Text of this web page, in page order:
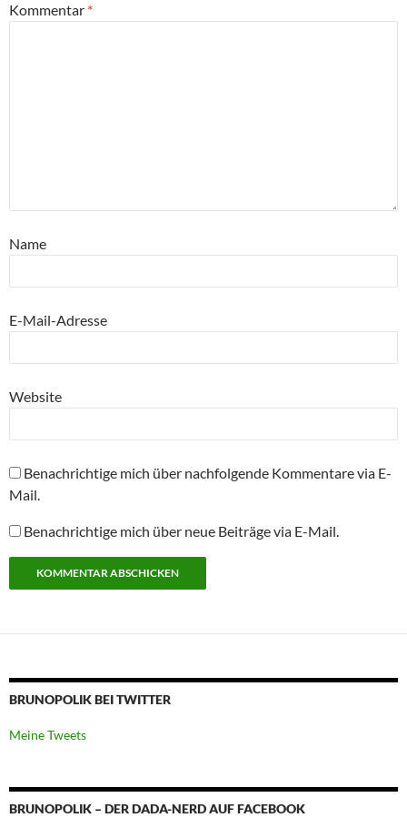
Kommentar *
Name
E-Mail-Adresse
Website
Benachrichtige mich über nachfolgende Kommentare via E-
Mail.
Benachrichtige mich über neue Beiträge via E-Mail.
BRUNOPOLIK BEI TWITTER
Meine Tweets
BRUNOPOLIK – DER DADA-NERD AUF FACEBOOK